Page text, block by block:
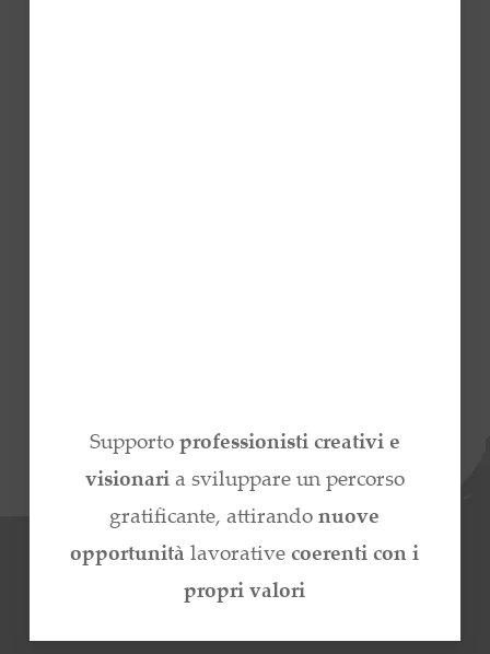
Supportoprofessionisti creativi e
visionaria sviluppare un percorso
gratificante, attirandonuove
opportunità lavorative coerenti con i
propri valori